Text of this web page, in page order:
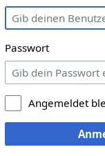
Passwort
Angemeldet